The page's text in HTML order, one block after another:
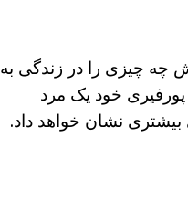
چیزی را در زندگی به
خود یک مرد
نشان خواهد داد.